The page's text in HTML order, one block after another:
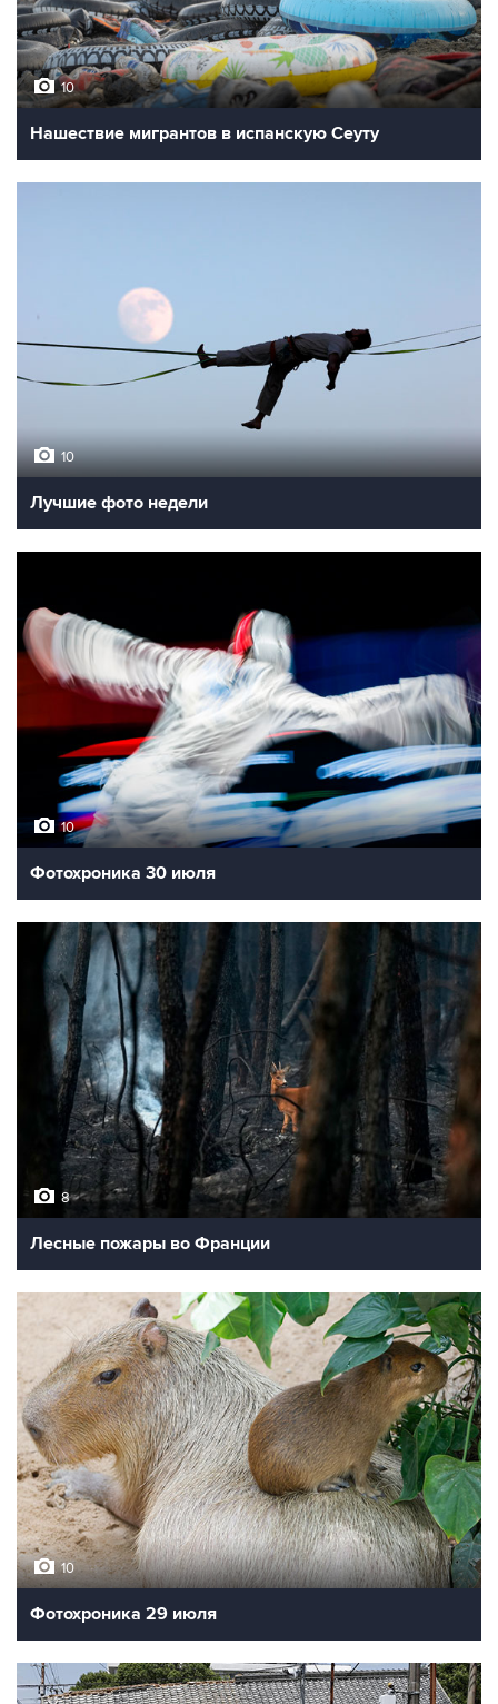
10
Нашествие мигрантов в испанскую Сеуту
10
Лучшие фото недели
10
Фотохроника 30 июля
8
Лесные пожары во Франции
10
Фотохроника 29 июля